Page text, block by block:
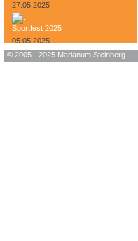
27.05.2025
Sportfest 2025
05.05.2025
Bundesheer-Tag
© 2005 - 2025 Marianum Steinberg